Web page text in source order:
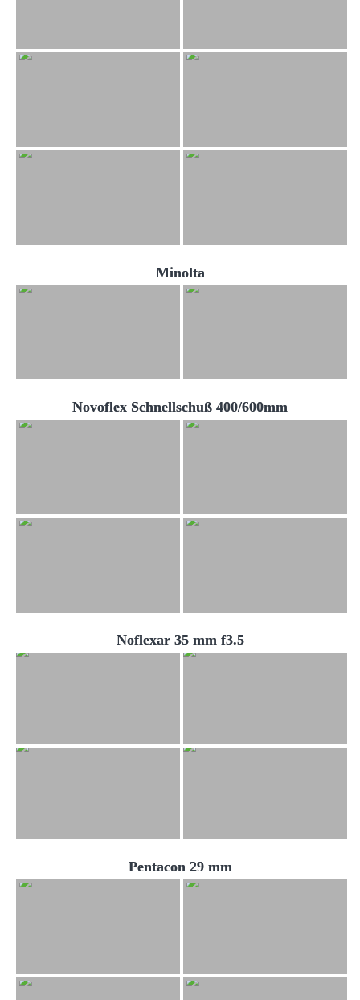
Minolta
Novoflex Schnellschuß 400/600mm
Noflexar 35 mm f3.5
Pentacon 29 mm